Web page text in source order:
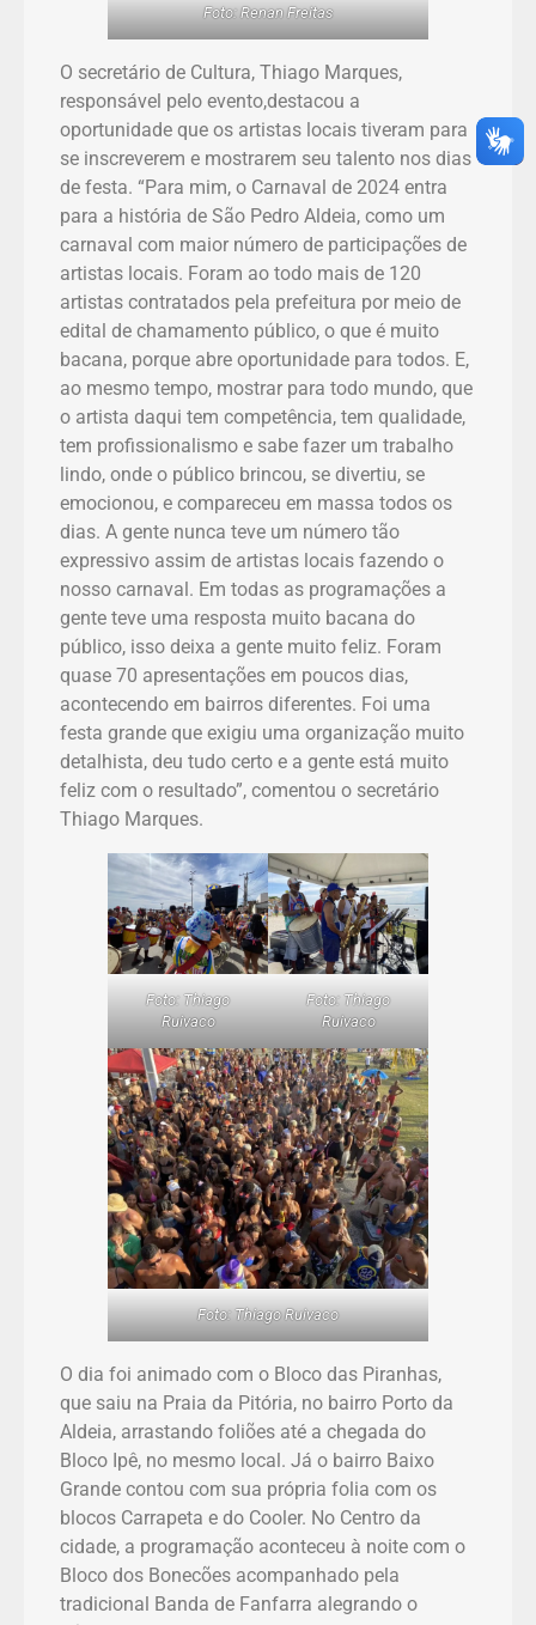
Foto: Renan Freitas
O secretário de Cultura, Thiago Marques,
responsável pelo evento,destacou a
oportunidade que os artistas locais tiveram para
se inscreverem e mostrarem seu talento nos dias
de festa. “Para mim, o Carnaval de 2024 entra
para a história de São Pedro Aldeia, como um
carnaval com maior número de participações de
artistas locais. Foram ao todo mais de 120
artistas contratados pela prefeitura por meio de
edital de chamamento público, o que é muito
bacana, porque abre oportunidade para todos. E,
ao mesmo tempo, mostrar para todo mundo, que
o artista daqui tem competência, tem qualidade,
tem profissionalismo e sabe fazer um trabalho
lindo, onde o público brincou, se divertiu, se
emocionou, e compareceu em massa todos os
dias. A gente nunca teve um número tão
expressivo assim de artistas locais fazendo o
nosso carnaval. Em todas as programações a
gente teve uma resposta muito bacana do
público, isso deixa a gente muito feliz. Foram
quase 70 apresentações em poucos dias,
acontecendo em bairros diferentes. Foi uma
festa grande que exigiu uma organização muito
detalhista, deu tudo certo e a gente está muito
feliz com o resultado”, comentou o secretário
Thiago Marques.
Foto: Thiago
Ruivaco
Foto: Thiago
Ruivaco
Foto: Thiago Ruivaco
O dia foi animado com o Bloco das Piranhas,
que saiu na Praia da Pitória, no bairro Porto da
Aldeia, arrastando foliões até a chegada do
Bloco Ipê, no mesmo local. Já o bairro Baixo
Grande contou com sua própria folia com os
blocos Carrapeta e do Cooler. No Centro da
cidade, a programação aconteceu à noite com o
Bloco dos Bonecões acompanhado pela
tradicional Banda de Fanfarra alegrando o